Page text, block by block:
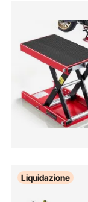
Liquidazione